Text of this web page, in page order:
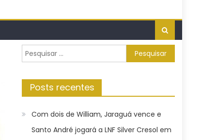
Pesquisar
por:
Posts recentes
Com dois de William, Jaraguá vence e
Santo André jogará a LNF Silver Cresol em